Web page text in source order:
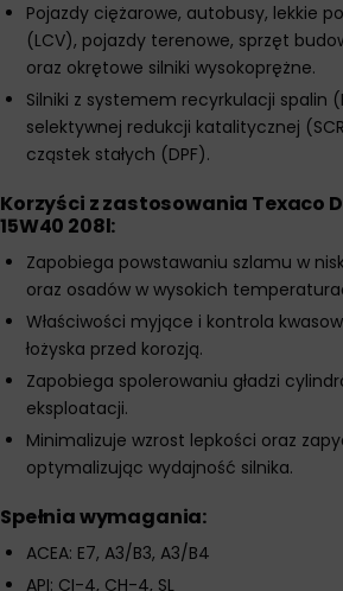
Pojazdy ciężarowe, autobusy, lekkie
(LCV), pojazdy terenowe, sprzęt
oraz okrętowe silniki wysokoprężne.
Silniki z systemem recyrkulacji spalin
selektywnej redukcji katalitycznej
cząstek stałych (DPF).
Korzyści z zastosowania Texaco
15W40 208l:
Zapobiega powstawaniu szlamu w
oraz osadów w wysokich
Właściwości myjące i kontrola
łożyska przed korozją.
Zapobiega spolerowaniu gładzi
eksploatacji.
Minimalizuje wzrost lepkości oraz
optymalizując wydajność silnika.
Spełnia wymagania:
ACEA: E7, A3/B3, A3/B4
API: CI-4, CH-4, SL